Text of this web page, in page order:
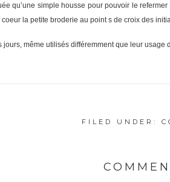
qu’une simple housse pour pouvoir le
la petite broderie au point s de croix des
jours, même utilisés différemment que leur usage
FILED UNDER: